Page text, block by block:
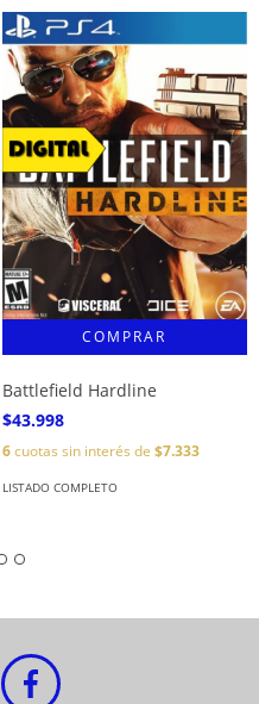
Battlefield Hardline
$43.998
6cuotas sin interés de $7.333
LISTADO COMPLETO